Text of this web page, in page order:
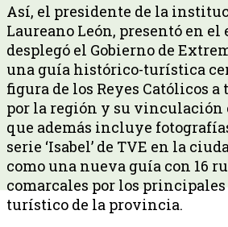
Así, el presidente de la
Laureano León, presentó en el
desplegó el Gobierno de
una guía histórico-turística
figura de los Reyes Católicos a
por la región y su vinculación
que además incluye
serie ‘Isabel’ de TVE en la
como una nueva guía con 16
comarcales por los
turístico de la provincia.